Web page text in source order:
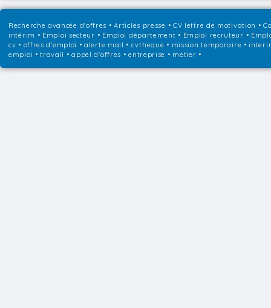
Recherche avancée d'offres •Articles presse • CV lettre de motivation •
intérim • Emploi secteur • Emploi département • Emploi recruteur •
cv • offres d'emploi • alerte mail • cvtheque • mission temporaire •
emploi • travail • appel d'offres • entreprise • metier •